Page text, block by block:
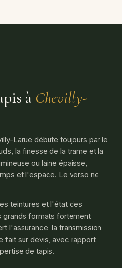
à Chevilly-
Larue débute toujours par le
la finesse de la trame et la
ou laine épaisse,
et l'espace. Le verso ne
teintures et l'état des
grands formats fortement
l'assurance, la transmission
fait sur devis, avec rapport
de tapis.